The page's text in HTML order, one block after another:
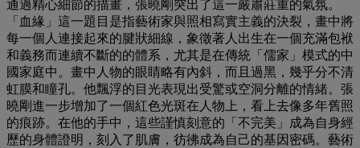
通過精心細節的描畫，張曉剛突出了這一嚴肅莊重的氣氛。
「血緣」這一題目是指藝術家與照相寫實主義的決裂，畫中將
每一個人連接起來的腱狀細線，象徵著人出生在一個充滿包袱
和義務而連續不斷的的體系，尤其是在傳統「儒家」模式的中
國家庭中。畫中人物的眼睛略有內斜，而且過黑，幾乎分不清
虹膜和瞳孔。他飄浮的目光表現出受驚或空洞分離的情緒。張
曉剛進一步增加了一個紅色光斑在人物上，看上去像多年舊照
的痕跡。在他的手中，這些謹慎刻意的「不完美」成為自身經
歷的身體證明，刻入了肌膚，彷彿成為自己的基因密碼。藝術